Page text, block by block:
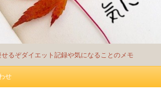
るぞダイエット記録や気になることのメモ
せ